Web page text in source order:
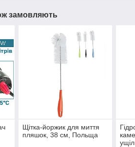
замовляють
Щітка-йоржик для миття
пляшок, 38 см, Польща